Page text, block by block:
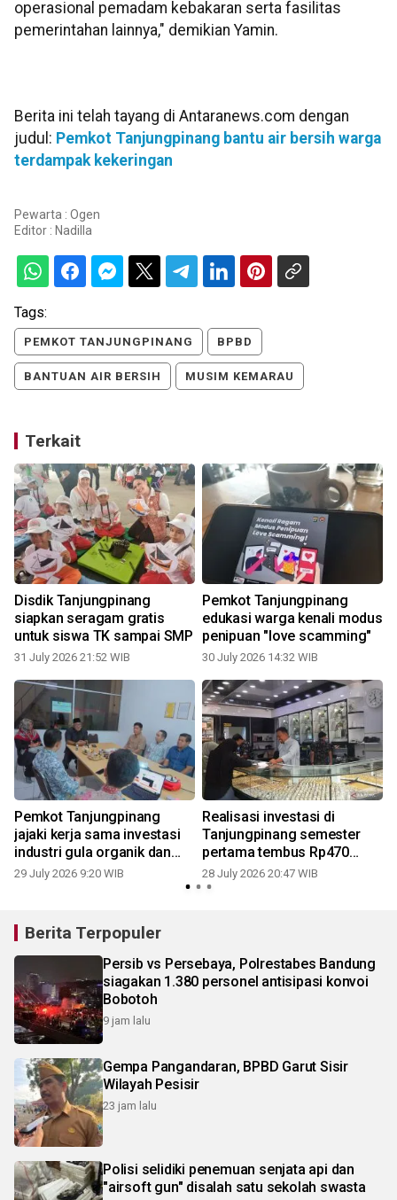
operasional pemadam kebakaran serta fasilitas
pemerintahan lainnya," demikian Yamin.
Berita ini telah tayang di Antaranews.com dengan
judul: Pemkot Tanjungpinang bantu air bersih warga
terdampak kekeringan
Pewarta : Ogen
Editor : Nadilla
Tags:
PEMKOT TANJUNGPINANG BPBD
BANTUAN AIR BERSIH MUSIM KEMARAU
Terkait
Disdik Tanjungpinang
siapkan seragam gratis
untuk siswa TK sampai SMP
31 July 2026 21:52 WIB
Pemkot Tanjungpinang
edukasi warga kenali modus
penipuan "love scamming"
30 July 2026 14:32 WIB
Pemkot Tanjungpinang
jajaki kerja sama investasi
industri gula organik dan
VCO
29 July 2026 9:20 WIB
Realisasi investasi di
Tanjungpinang semester
pertama tembus Rp470
miliar
28 July 2026 20:47 WIB
Berita Terpopuler
Persib vs Persebaya, Polrestabes Bandung
siagakan 1.380 personel antisipasi konvoi
Bobotoh
9 jam lalu
Gempa Pangandaran, BPBD Garut Sisir
Wilayah Pesisir
23 jam lalu
Polisi selidiki penemuan senjata api dan
"airsoft gun" disalah satu sekolah swasta